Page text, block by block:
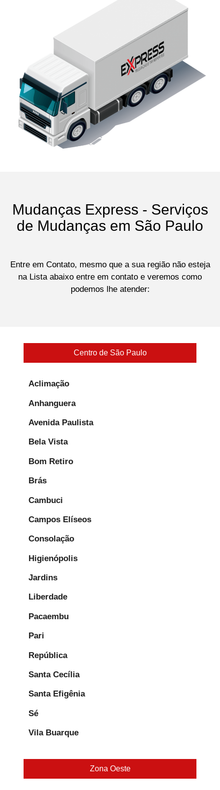
Mudanças Express - Serviços
de Mudanças em São Paulo
Entre em Contato, mesmo que a sua região não esteja
na Lista abaixo entre em contato e veremos como
podemos lhe atender:
Centro de São Paulo
Aclimação
Anhanguera
Avenida Paulista
Bela Vista
Bom Retiro
Brás
Cambuci
Campos Elíseos
Consolação
Higienópolis
Jardins
Liberdade
Pacaembu
Pari
República
Santa Cecília
Santa Efigênia
Sé
Vila Buarque
Zona Oeste